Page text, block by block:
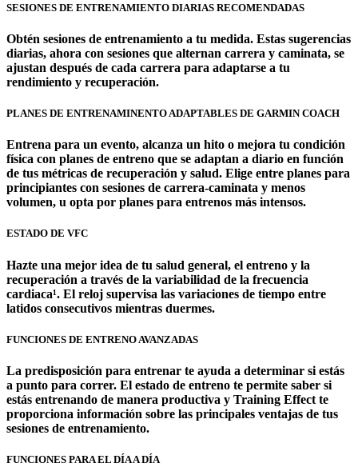
SESIONES DE ENTRENAMIENTO DIARIAS RECOMENDADAS
Obtén sesiones de entrenamiento a tu medida. Estas sugerencias
diarias, ahora con sesiones que alternan carrera y caminata, se
ajustan después de cada carrera para adaptarse a tu
rendimiento y recuperación.
PLANES DE ENTRENAMINENTO ADAPTABLES DE GARMIN COACH
Entrena para un evento, alcanza un hito o mejora tu condición
física con planes de entreno que se adaptan a diario en función
de tus métricas de recuperación y salud. Elige entre planes para
principiantes con sesiones de carrera-caminata y menos
volumen, u opta por planes para entrenos más intensos.
ESTADO DE VFC
Hazte una mejor idea de tu salud general, el entreno y la
recuperación a través de la variabilidad de la frecuencia
cardiaca¹. El reloj supervisa las variaciones de tiempo entre
latidos consecutivos mientras duermes.
FUNCIONES DE ENTRENO AVANZADAS
La predisposición para entrenar te ayuda a determinar si estás
a punto para correr. El estado de entreno te permite saber si
estás entrenando de manera productiva y Training Effect te
proporciona información sobre las principales ventajas de tus
sesiones de entrenamiento.
FUNCIONES PARA EL DÍA A DÍA